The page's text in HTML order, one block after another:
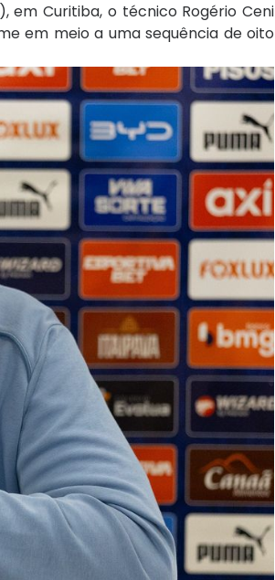
em Curitiba, o técnico Rogério Ceni
em meio a uma sequência de oito